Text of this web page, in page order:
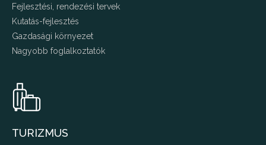
Fejlesztési, rendezési tervek
Kutatás-fejlesztés
Gazdasági környezet
Nagyobb foglalkoztatók
TURIZMUS